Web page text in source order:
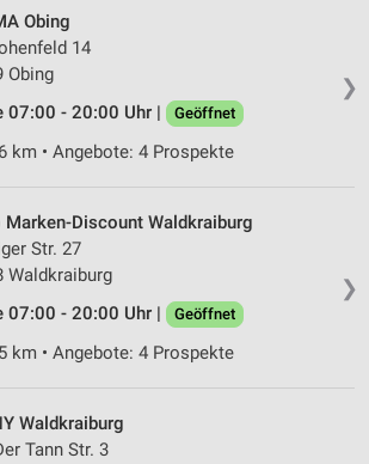
❯
Obing
14
Obing
07:00 - 20:00 Uhr |
Geöffnet
km • Angebote: 4 Prospekte
❯
Marken-Discount Waldkraiburg
Str. 27
Waldkraiburg
07:00 - 20:00 Uhr |
Geöffnet
km • Angebote: 4 Prospekte
Waldkraiburg
Tann Str. 3